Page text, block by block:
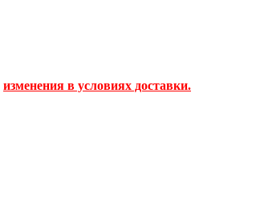
изменения в условиях доставки.